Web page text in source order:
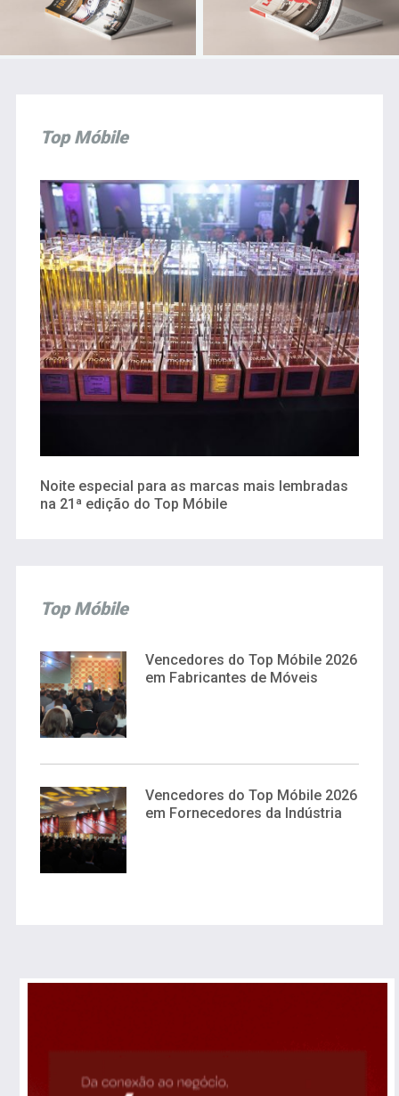
Top Móbile
Noite especial para as marcas mais lembradas
na 21ª edição do Top Móbile
Top Móbile
Vencedores do Top Móbile 2026
em Fabricantes de Móveis
Vencedores do Top Móbile 2026
em Fornecedores da Indústria